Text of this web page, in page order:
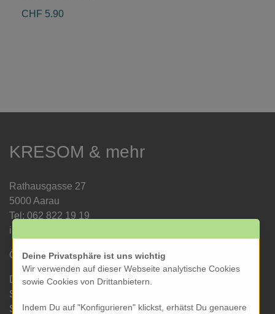
CHF 5.90
KRESOM & mehr
Rathausgasse 27
5000 Aarau
Tel: 062 822 19 19
info@kresom.ch
Öffnungszeiten Laden:
Dienstag bis Freitag: 09.30 bis 18.00 Uhr
Samstag: 09.30 bis 17.00 Uhr
Sonntag & Montag geschlossen
Deine Privatsphäre ist uns wichtig
Wir verwenden auf dieser Webseite analytische Cookies
sowie Cookies von Drittanbietern.
Indem Du auf "Konfigurieren" klickst, erhätst Du genauere